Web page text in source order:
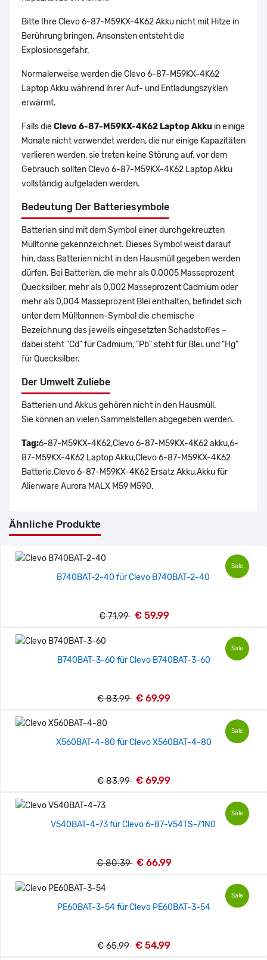
Bitte Ihre Clevo 6-87-M59KX-4K62 Akku nicht mit Hitze in
Berührung bringen. Ansonsten entsteht die
Explosionsgefahr.
Normalerweise werden die Clevo 6-87-M59KX-4K62
Laptop Akku während ihrer Auf- und Entladungszyklen
erwärmt.
Falls dieClevo 6-87-M59KX-4K62 Laptop Akku in einige
Monate nicht verwendet werden, die nur einige Kapazitäten
verlieren werden, sie treten keine Störung auf, vor dem
Gebrauch sollten Clevo 6-87-M59KX-4K62 Laptop Akku
vollständig aufgeladen werden.
Bedeutung Der Batteriesymbole
Batterien sind mit dem Symbol einer durchgekreuzten
Mülltonne gekennzeichnet. Dieses Symbol weist darauf
hin, dass Batterien nicht in den Hausmüll gegeben werden
dürfen. Bei Batterien, die mehr als 0,0005 Masseprozent
Quecksilber, mehr als 0,002 Masseprozent Cadmium oder
mehr als 0,004 Masseprozent Blei enthalten, befindet sich
unter dem Mülltonnen-Symbol die chemische
Bezeichnung des jeweils eingesetzten Schadstoffes –
dabei steht "Cd" für Cadmium, "Pb" steht für Blei, und "Hg"
für Quecksilber.
Der Umwelt Zuliebe
Batterien und Akkus gehören nicht in den Hausmüll.
Sie können an vielen Sammelstellen abgegeben werden.
Tag:6-87-M59KX-4K62,Clevo 6-87-M59KX-4K62 akku,6-
87-M59KX-4K62 Laptop Akku,Clevo 6-87-M59KX-4K62
Batterie,Clevo 6-87-M59KX-4K62 Ersatz Akku,Akku für
Alienware Aurora MALX M59 M590.
Ähnliche Produkte
Sale
B740BAT-2-40 für Clevo B740BAT-2-40
€ 71.99 € 59.99
Sale
B740BAT-3-60 für Clevo B740BAT-3-60
€ 83.99 € 69.99
Sale
X560BAT-4-80 für Clevo X560BAT-4-80
€ 83.99 € 69.99
Sale
V540BAT-4-73 für Clevo 6-87-V54TS-71N0
€ 80.39 € 66.99
Sale
PE60BAT-3-54 für Clevo PE60BAT-3-54
€ 65.99 € 54.99